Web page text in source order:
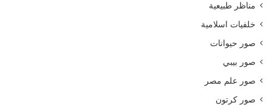
مناظر طبيعية
خلفيات اسلامية
صور حيوانات
صور بيبي
صور علم مصر
صور كرتون